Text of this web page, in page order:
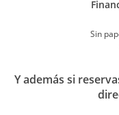
Sin
Y además si